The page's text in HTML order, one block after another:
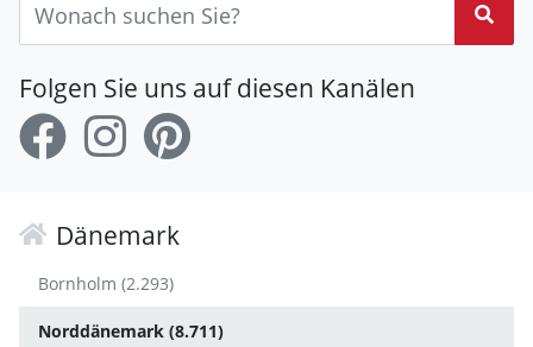
Folgen Sie uns auf diesen Kanälen
Dänemark
Bornholm (2.293)
Norddänemark (8.711)